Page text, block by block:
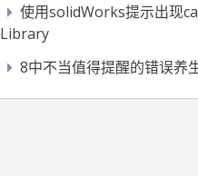
使用solidWorks提示出现
Library
8中不当值得提醒的错误养